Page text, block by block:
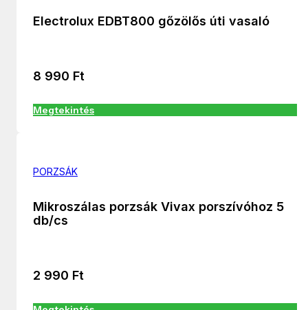
Electrolux EDBT800 gőzölős úti vasaló
8 990 Ft
Megtekintés
PORZSÁK
Mikroszálas porzsák Vivax porszívóhoz 5
db/cs
2 990 Ft